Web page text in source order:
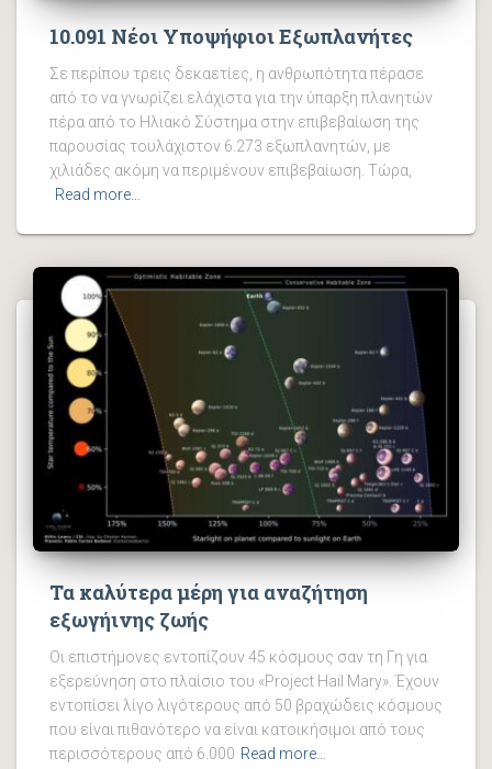
10.091 Νέοι Υποψήφιοι Εξωπλανήτες
Σε περίπου τρεις δεκαετίες, η ανθρωπότητα πέρασε
από το να γνωρίζει ελάχιστα για την ύπαρξη πλανητών
πέρα ​​από το Ηλιακό Σύστημα στην επιβεβαίωση της
παρουσίας τουλάχιστον 6.273 εξωπλανητών, με
χιλιάδες ακόμη να περιμένουν επιβεβαίωση. Τώρα,
Read more…
Τα καλύτερα μέρη για αναζήτηση
εξωγήινης ζωής
Οι επιστήμονες εντοπίζουν 45 κόσμους σαν τη Γη για
εξερεύνηση στο πλαίσιο του «Project Hail Mary». Έχουν
εντοπίσει λίγο λιγότερους από 50 βραχώδεις κόσμους
που είναι πιθανότερο να είναι κατοικήσιμοι από τους
περισσότερους από 6.000 Read more…